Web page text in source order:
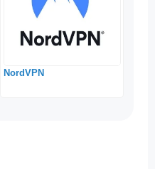
NordVPN